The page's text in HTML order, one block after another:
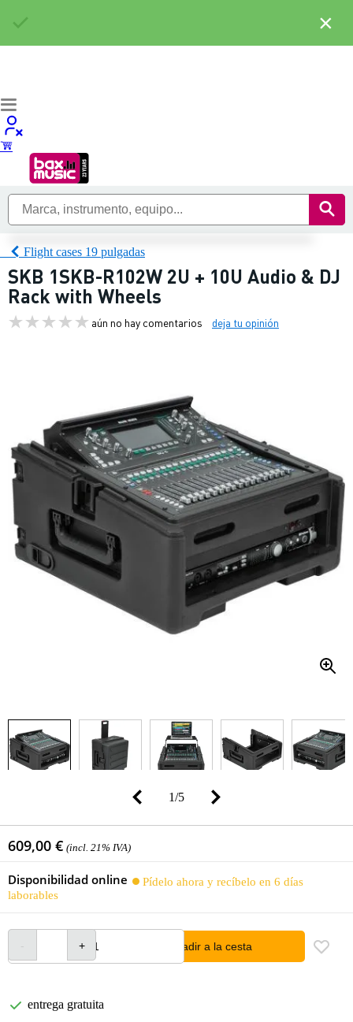
Flight cases 19 pulgadas
SKB 1SKB-R102W 2U + 10U Audio & DJ
Rack with Wheels
aún no hay comentarios deja tu opinión
1/5
609,00 € (incl. 21% IVA)
Disponibilidad online
Pídelo ahora y recíbelo en 6 días
laborables
añadir a la cesta
entrega gratuita
×